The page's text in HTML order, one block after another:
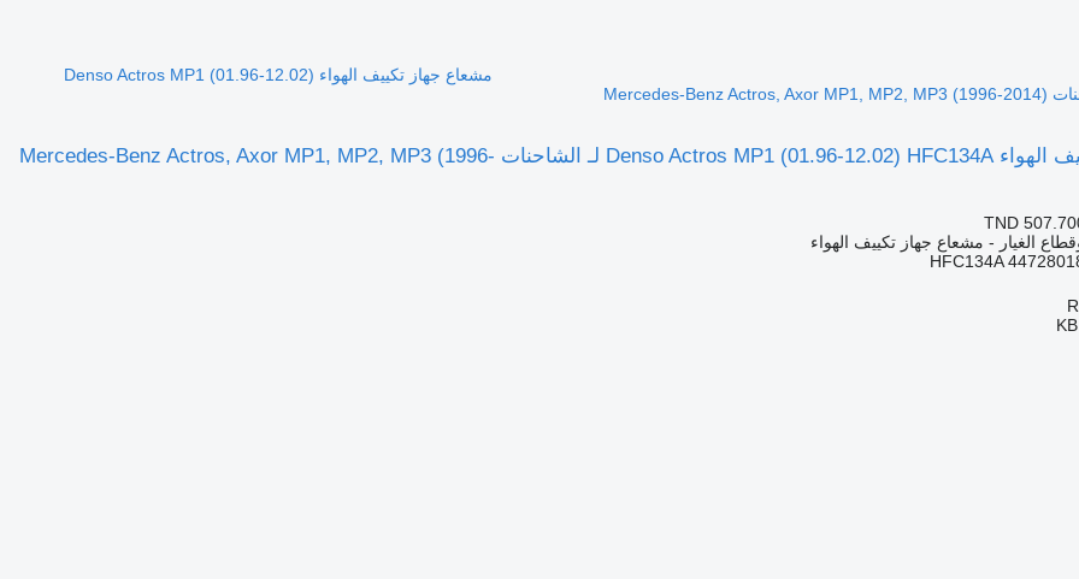
مشعاع جهاز تكييف الهواء Denso Actros MP1 (01.96-12.02)
مشعاع جهاز تكييف الهواء Denso Actros MP1 (01.96-12.02) HFC134A لـ الشاحنات Mercedes-Benz Actros, Axor MP1, MP2, MP3 (1996-
TND
الغيار - مشعاع جهاز تكييف الهواء
HFC134A